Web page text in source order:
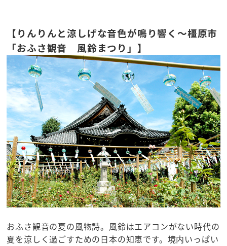
【りんりんと涼しげな音色が鳴り響く～橿原市
「おふさ観音 風鈴まつり」】
おふさ観音の夏の風物詩。風鈴はエアコンがない時代の
夏を涼しく過ごすための日本の知恵です。境内いっぱい